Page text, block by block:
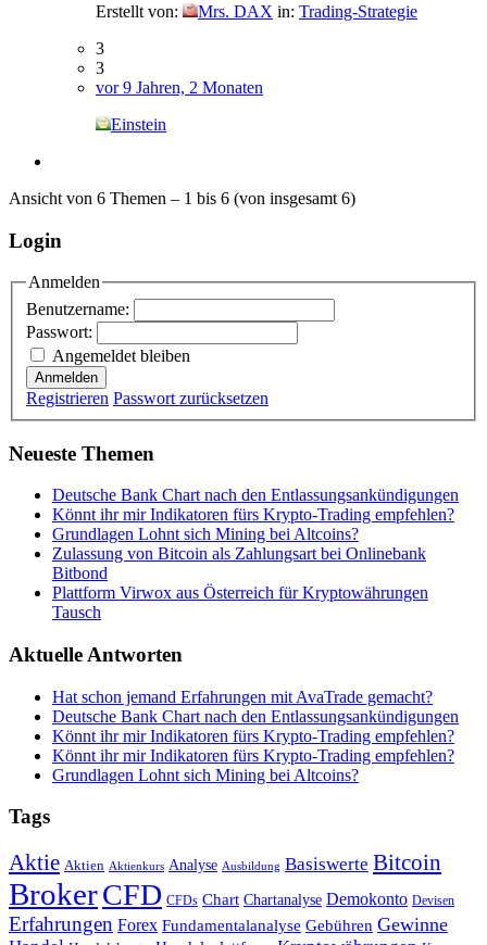
Erstellt von:
Mrs. DAX in: Trading-Strategie
3
3
vor 9 Jahren, 2 Monaten
Einstein
Ansicht von 6 Themen – 1 bis 6 (von insgesamt 6)
Login
Anmelden
Benutzername:
Passwort:
Angemeldet bleiben
Anmelden
Registrieren Passwort zurücksetzen
Neueste Themen
Deutsche Bank Chart nach den Entlassungsankündigungen
Könnt ihr mir Indikatoren fürs Krypto-Trading empfehlen?
Grundlagen Lohnt sich Mining bei Altcoins?
Zulassung von Bitcoin als Zahlungsart bei Onlinebank
Bitbond
Plattform Virwox aus Österreich für Kryptowährungen
Tausch
Aktuelle Antworten
Hat schon jemand Erfahrungen mit AvaTrade gemacht?
Deutsche Bank Chart nach den Entlassungsankündigungen
Könnt ihr mir Indikatoren fürs Krypto-Trading empfehlen?
Könnt ihr mir Indikatoren fürs Krypto-Trading empfehlen?
Grundlagen Lohnt sich Mining bei Altcoins?
Tags
Aktie Aktien Aktienkurs Analyse Ausbildung Basiswerte Bitcoin
BrokerCFD CFDs Chart Chartanalyse Demokonto Devisen
Erfahrungen Forex Fundamentalanalyse Gebühren Gewinne